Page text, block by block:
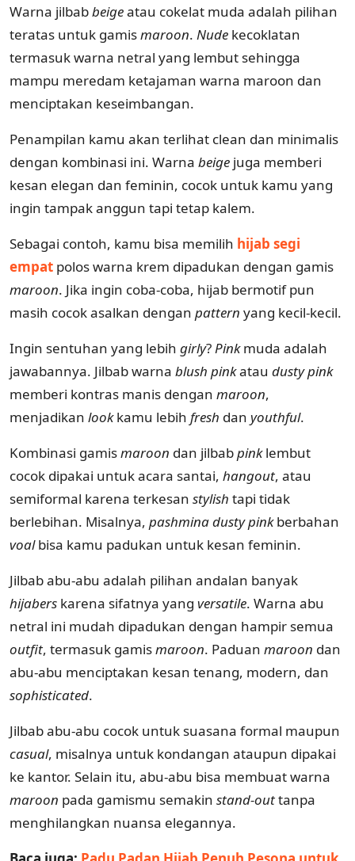
Warna jilbabbeigeatau cokelat muda adalah pilihan
teratas untuk gamismaroon. Nude kecoklatan
termasuk warna netral yang lembut sehingga
mampu meredam ketajaman warna maroon dan
menciptakan keseimbangan.
Penampilan kamu akan terlihat clean dan minimalis
dengan kombinasi ini. Warna beige juga memberi
kesan elegan dan feminin, cocok untuk kamu yang
ingin tampak anggun tapi tetap kalem.
Sebagai contoh, kamu bisa memilih hijab segi
empat polos warna krem dipadukan dengan gamis
maroon. Jika ingin coba-coba, hijab bermotif pun
masih cocok asalkan dengan pattern yang kecil-kecil.
Ingin sentuhan yang lebih girly?Pinkmuda adalah
jawabannya. Jilbab warna blush pinkatau dusty pink
memberi kontras manis dengan maroon,
menjadikan lookkamu lebih fresh dan youthful.
Kombinasi gamismaroon dan jilbabpinklembut
cocok dipakai untuk acara santai, hangout, atau
semiformal karena terkesan stylish tapi tidak
berlebihan. Misalnya, pashminadusty pinkberbahan
voalbisa kamu padukan untuk kesan feminin.
Jilbab abu-abu adalah pilihan andalan banyak
hijabers karena sifatnya yang versatile. Warna abu
netral ini mudah dipadukan dengan hampir semua
outfit, termasuk gamismaroon. Paduan maroon dan
abu-abu menciptakan kesan tenang, modern, dan
sophisticated.
Jilbab abu-abu cocok untuk suasana formal maupun
casual, misalnya untuk kondangan ataupun dipakai
ke kantor. Selain itu, abu-abu bisa membuat warna
maroon pada gamismu semakin stand-outtanpa
menghilangkan nuansa elegannya.